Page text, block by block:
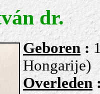
dr.
Geboren:
Hongarije)
Overleden